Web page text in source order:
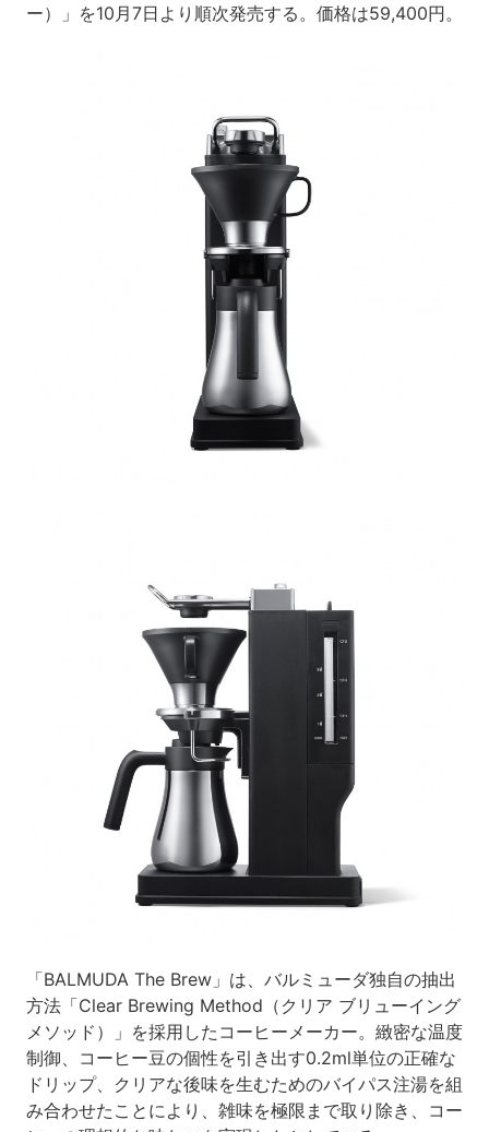
ー）」を10月7日より順次発売する。価格は59,400円。
「BALMUDA The Brew」は、バルミューダ独自の抽出
方法「Clear Brewing Method（クリア ブリューイング
メソッド）」を採用したコーヒーメーカー。緻密な温度
制御、コーヒー豆の個性を引き出す0.2ml単位の正確な
ドリップ、クリアな後味を生むためのバイパス注湯を組
み合わせたことにより、雑味を極限まで取り除き、コー